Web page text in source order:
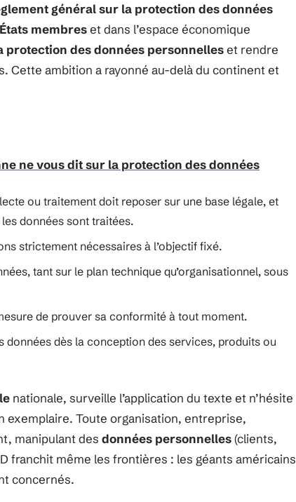
général sur la protection des données
États membreset dans l’espace économique
protection des données personnelleset rendre
Cette ambition a rayonné au-delà du continent et
ne vous dit sur la protection des données
ou traitement doit reposer sur une base légale, et
données sont traitées.
strictement nécessaires à l’objectif fixé.
tant sur le plan technique qu’organisationnel, sous
de prouver sa conformité à tout moment.
données dès la conception des services, produits ou
nationale, surveille l’application du texte et n’hésite
exemplaire. Toute organisation, entreprise,
manipulant des données personnelles(clients,
franchit même les frontières : les géants américains
concernés.